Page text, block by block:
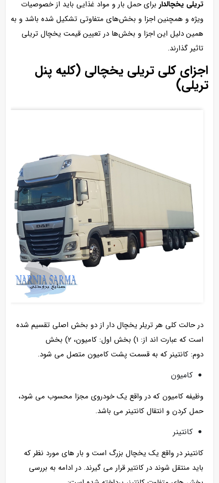
تریلی یخچالدار برای حمل بار و مواد غذایی باید از خصوصیات
ویژه و همچنین اجزا و بخش‌های متفاوتی تشکیل شده باشد و به
همین دلیل این اجزا و بخش‌ها در تعیین قیمت یخچال تریلی
تاثیر گذارند.
اجزای کلی تریلی یخچالی (کلیه پنل
تریلی)
در حالت کلی هر تریلر یخچال دار از دو بخش اصلی تقسیم شده
است که عبارت اند از: 1) بخش اول: کامیون، 2) بخش
دوم: کانتینر که به قسمت پشت کامیون متصل می شود.
کامیون
وظیفه کامیون که در واقع یک خودروی مجزا محسوب می شود،
حمل کردن و انتقال کانتینر می باشد.
کانتینر
کانتینر در واقع یک یخچال بزرگ است و بار های مورد نظر که
باید منتقل شوند در کانتیر قرار می گیرند. در ادامه به بررسی